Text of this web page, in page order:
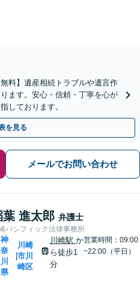
料】遺産相続トラブルや遺言作
ます。安心・信頼・丁寧を心が
しております。
を見る
メールでお問い合わせ
葉 進太郎 弁護士
崎パシフィック法律事務所
神
奈
川
県
|
川崎
市川
崎区
川崎駅 か
ら徒歩1
分
営業時間：09:00
~22:00（平日）